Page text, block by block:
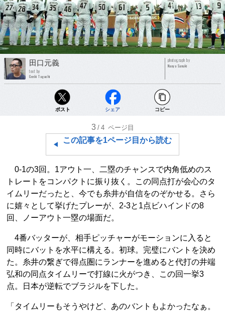
田口元義
text by
Genki Taguchi
photograph by
Naoya Sanuki
ポスト シェア コピー
3 /4 ページ目
この記事を1ページ目から読む
0-1の3回。1アウト一、二塁のチャンスで内角低めのス
トレートをコンパクトに振り抜く。この同点打が会心のタ
イムリーだったと、今でも糸井が自信をのぞかせる。さら
に嬉々として挙げたプレーが、2-3と1点ビハインドの8
回、ノーアウト一塁の場面だ。
4番バッターが、相手ピッチャーがモーションに入ると
同時にバットを水平に構える。初球。完璧にバントを決め
た。糸井の繋ぎで得点圏にランナーを進めると代打の井端
弘和の同点タイムリーで打線に火がつき、この回一挙3
点。日本が逆転でブラジルを下した。
「タイムリーもそうやけど、あのバントもよかったなぁ。